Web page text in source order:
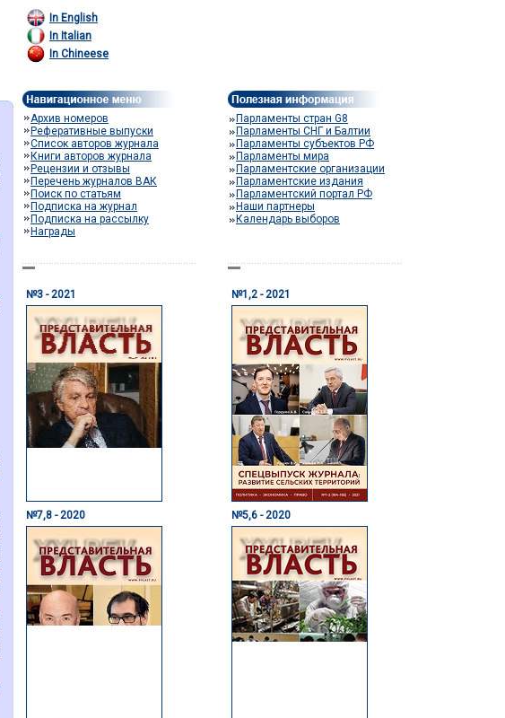
In English
In Italian
In Chineese
Архив номеров
Реферативные выпуски
Список авторов журнала
Книги авторов журнала
Рецензии и отзывы
Перечень журналов ВАК
Поиск по статьям
Подписка на журнал
Подписка на рассылку
Награды
Парламенты стран G8
Парламенты СНГ и Балтии
Парламенты субъектов РФ
Парламенты мира
Парламентские организации
Парламентские издания
Парламентский портал РФ
Наши партнеры
Календарь выборов
№3 - 2021 №1,2 - 2021
№7,8 - 2020 №5,6 - 2020